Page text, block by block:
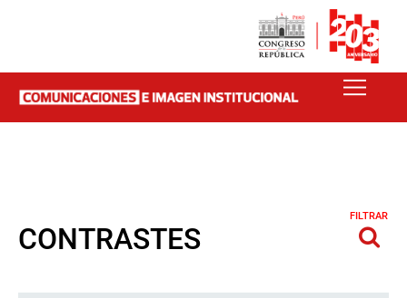
CONTRASTES
FILTRAR